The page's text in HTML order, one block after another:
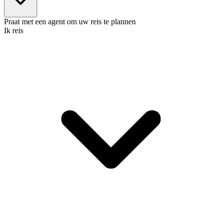
Praat met een agent om uw reis te plannen
Ik reis